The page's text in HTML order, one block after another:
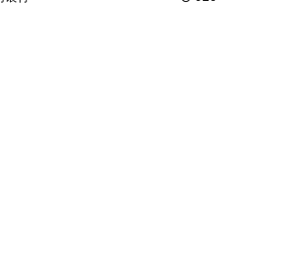
入玄机界，继而卷入虎云国内乱的漩涡